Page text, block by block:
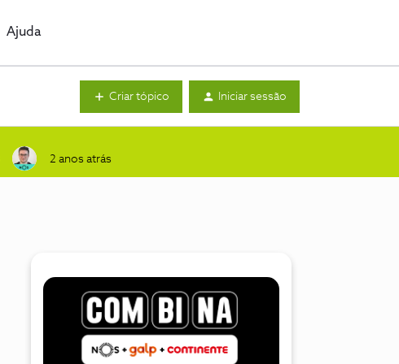
Ajuda
Criar tópico Iniciar sessão
2 anos atrás